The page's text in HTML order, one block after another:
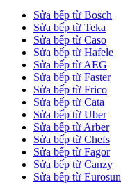
Sửa bếp từ Bosch
Sửa bếp từ Teka
Sửa bếp từ Caso
Sửa bếp từ Hafele
Sửa bếp từ AEG
Sửa bếp từ Faster
Sửa bếp từ Frico
Sửa bếp từ Cata
Sửa bếp từ Uber
Sửa bếp từ Arber
Sửa bếp từ Chefs
Sửa bếp từ Fagor
Sửa bếp từ Canzy
Sửa bếp từ Eurosun